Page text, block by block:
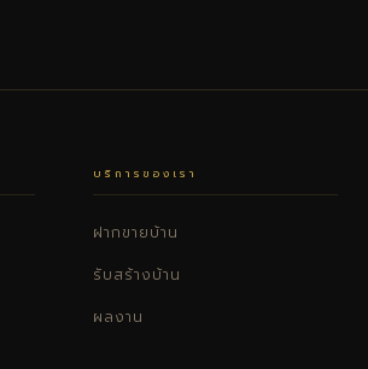
บริการของเรา
ฝากขายบ้าน
รับสร้างบ้าน
ผลงาน